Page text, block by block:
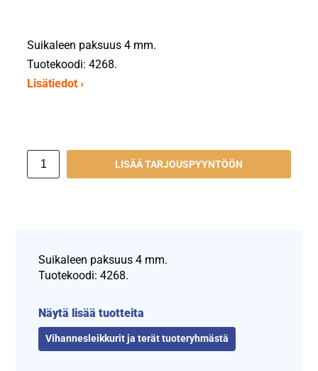
Suikaleen paksuus 4 mm.
Tuotekoodi: 4268.
Lisätiedot ›
LISÄÄ TARJOUSPYYNTÖÖN
Suikaleen paksuus 4 mm.
Tuotekoodi: 4268.
Näytä lisää tuotteita
Vihannesleikkurit ja terät tuoteryhmästä